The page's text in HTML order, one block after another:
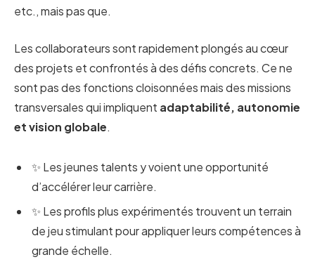
etc., mais pas que.
Les collaborateurs sont rapidement plongés au cœur
des projets et confrontés à des défis concrets. Ce ne
sont pas des fonctions cloisonnées mais des missions
transversales qui impliquent adaptabilité, autonomie
et vision globale.
✨ Les jeunes talents y voient une opportunité
d’accélérer leur carrière.
✨ Les profils plus expérimentés trouvent un terrain
de jeu stimulant pour appliquer leurs compétences à
grande échelle.